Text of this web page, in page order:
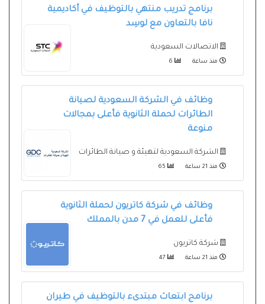
برنامج تدريب منتهي بالتوظيف في أكاديمية
نافا بالتعاون مع لوسِد
الاتصالات السعودية
منذ ساعة
وظائف في الشركة السعودية لصيانة
الطائرات لحملة الثانوية فأعلى بمجالات
منوعة
الشركة السعودية لتهيئة و صيانة الطائرات
منذ 21 ساعة
وظائف في شركة كاتريون لحملة الثانوية
فأعلى للعمل في 7 مدن بالمملك
شركة كاتريون
منذ 21 ساعة
برنامج ابتعاث مبتدىء بالتوظيف في طيران